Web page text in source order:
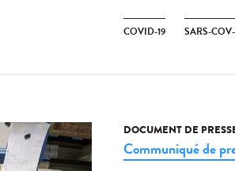
COVID-19 SARS-
DOCUMENT DE
Communiqué de